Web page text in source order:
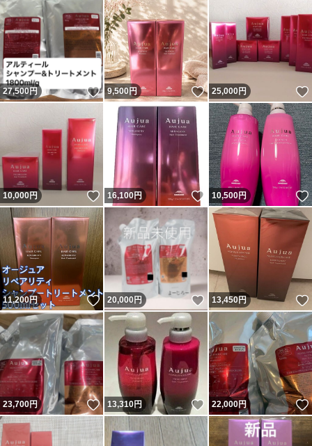
27,500円 いいね！
9,500円 いいね！
25,000円
10,000円 いいね！
16,100円 いいね！
10,500円
11,200円 いいね！
20,000円 いいね！
13,450円
23,700円 いいね！
13,310円 いいね！
22,000円